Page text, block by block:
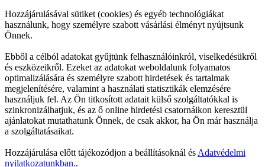
Hozzájárulásával sütiket (cookies) és egyéb technológiákat
használunk, hogy személyre szabott vásárlási élményt nyújtsunk
Önnek.
Ebből a célból adatokat gyűjtünk felhasználóinkról, viselkedésükről
és eszközeikről. Ezeket az adatokat weboldalunk folyamatos
optimalizálására és személyre szabott hirdetések és tartalmak
megjelenítésére, valamint a használati statisztikák elemzésére
használjuk fel. Az Ön titkosított adatait külső szolgáltatókkal is
szinkronizálhatjuk, és az ő online hirdetési csatornáikon keresztül
ajánlatokat mutathatunk Önnek, de csak akkor, ha Ön már használja
a szolgáltatásaikat.
Hozzájárulása előtt tájékozódjon a beállításoknál és Adatvédelmi
nyilatkozatunkban..